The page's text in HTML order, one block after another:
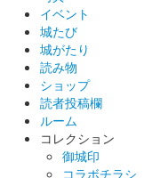
花火をモチーフにデザイ
小田原城 御城
販売終了
小田原城址公園に多数
印。
イベント
城たび
城がたり
読み物
ショップ
読者投稿欄
ルーム
コレクション
御城印
コラボチラシ